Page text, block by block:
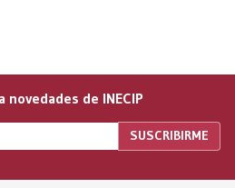
novedades de INECIP